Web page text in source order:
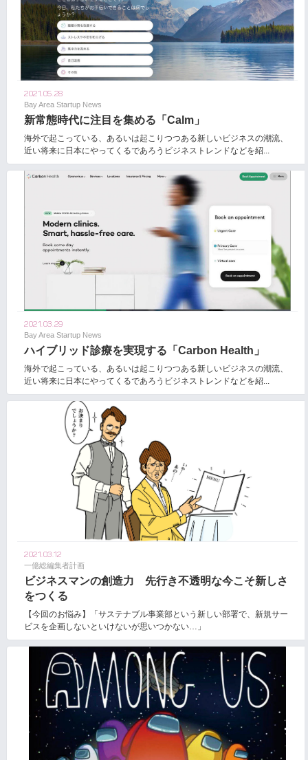
2021.05.28
Bay Area Startup News
新常態時代に注目を集める「Calm」
海外で起こっている、あるいは起こりつつある新しいビジネスの潮流、
近い将来に日本にやってくるであろうビジネストレンドなどを紹...
2021.03.29
Bay Area Startup News
ハイブリッド診療を実現する「Carbon Health」
海外で起こっている、あるいは起こりつつある新しいビジネスの潮流、
近い将来に日本にやってくるであろうビジネストレンドなどを紹...
2021.03.12
一億総編集者計画
ビジネスマンの創造力 先行き不透明な今こそ新しさ
をつくる
【今回のお悩み】「サステナブル事業部という新しい部署で、新規サー
ビスを企画しないといけないが思いつかない…」